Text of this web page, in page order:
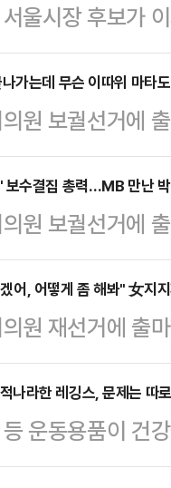
울시장 후보가
한 모양"이라
한 유세에서 "
했다.앞서 이 대
서도 "투표 포기
것"이라고 주장
후보는 "적어도
가는데 무슨 이따위 마타
원 보궐선거에
더불어민주당
대 있을 만한 흑
보는 31일 부산
겠다"며 "그것
는다. 선거 다
근 하 후보는 한
의혹을 …
수결집 총력…MB 만난
원 보궐선거에
마지막 주말을
가운데 박민식
후보는 아내 진은
의 공세를 정면
찾은 이 전 대통
다. 이 일정에는
어, 어떻게 좀 해봐" 女지
원 재선거에 출
신당인데 남편
택해 달라"고 요
에 '조국 유세
.영상에서 조 후
나라한 레깅스, 문제는 따
운동용품이 건
따르면 영국